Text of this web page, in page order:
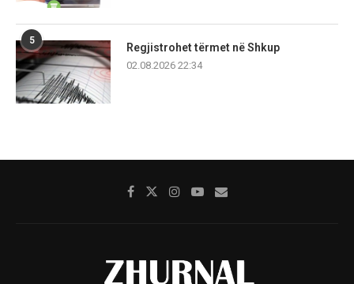
5
Regjistrohet tërmet në Shkup
02.08.2026 22:34